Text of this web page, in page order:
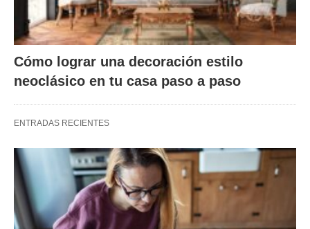
Cómo lograr una decoración estilo
neoclásico en tu casa paso a paso
ENTRADAS RECIENTES